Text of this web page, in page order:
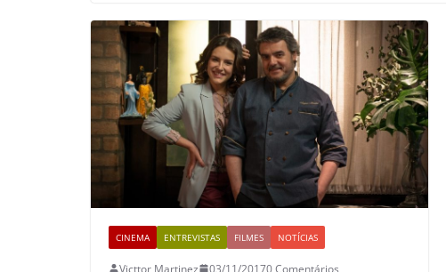
CINEMA ENTREVISTAS FILMES NOTÍCIAS
Victtor Martinez 03/11/20170 Comentários